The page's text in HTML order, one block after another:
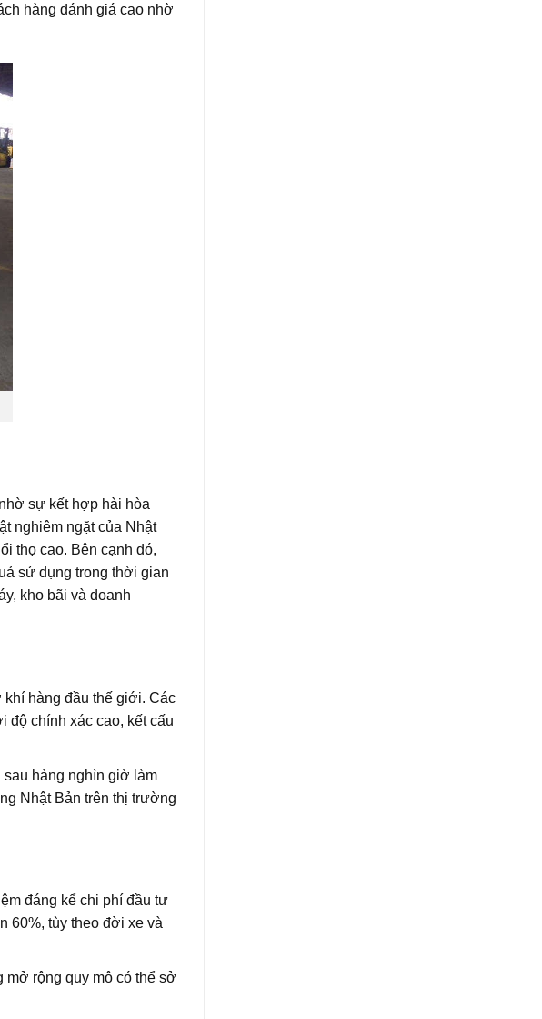
hàng đánh giá cao nhờ
sự kết hợp hài hòa
nghiêm ngặt của Nhật
thọ cao. Bên cạnh đó,
sử dụng trong thời gian
kho bãi và doanh
khí hàng đầu thế giới. Các
độ chính xác cao, kết cấu
sau hàng nghìn giờ làm
Nhật Bản trên thị trường
đáng kể chi phí đầu tư
60%, tùy theo đời xe và
rộng quy mô có thể sở